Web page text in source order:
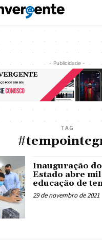
- Publicidade -
TAG
Inauguração
Estado abre mil
educação de
29 de novembro de 2021